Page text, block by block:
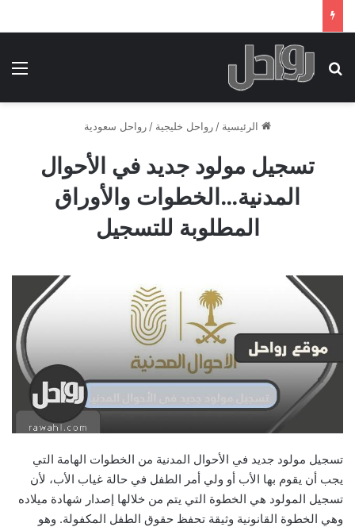
بحث عن
الرئيسية / رواحل خليجية / رواحل سعودية
تسجيل مولود جديد في الأحوال
المدنية…الخطوات والأوراق
المطلوبة للتسجيل
تسجيل مولود جديد في الأحوال المدنية من الخطوات الهامة التي
يجب أن يقوم بها الأب أو ولي أمر الطفل في حالة غياب الأب، لأن
تسجيل المولود هي الخطوة التي يتم من خلالها إصدار شهادة ميلاده
وهي الخطوة القانونية وثيقة تحفظ حقوق الطفل المكفولة. وهو